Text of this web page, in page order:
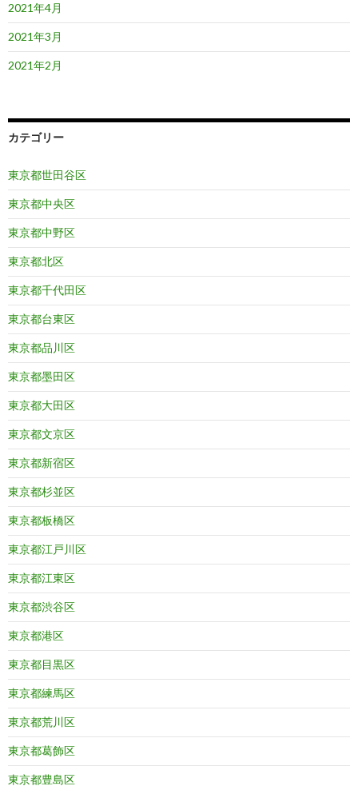
2021年4月
2021年3月
2021年2月
カテゴリー
東京都世田谷区
東京都中央区
東京都中野区
東京都北区
東京都千代田区
東京都台東区
東京都品川区
東京都墨田区
東京都大田区
東京都文京区
東京都新宿区
東京都杉並区
東京都板橋区
東京都江戸川区
東京都江東区
東京都渋谷区
東京都港区
東京都目黒区
東京都練馬区
東京都荒川区
東京都葛飾区
東京都豊島区